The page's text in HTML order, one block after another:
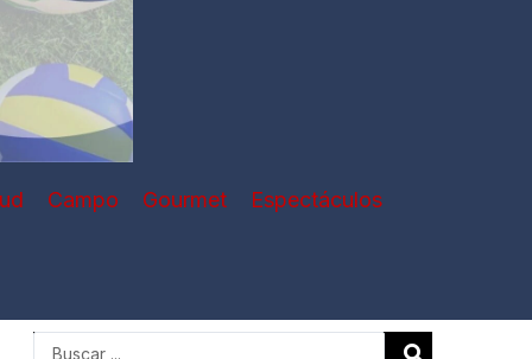
Campo Gourmet Espectáculos
Search